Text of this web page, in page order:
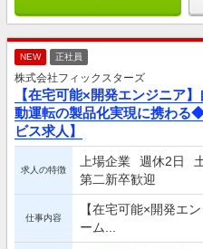
NEW 正社員
株式会社フィックスターズ
【在宅可能×開発エンジニア
動運転の製品化実現に携わる
ビス求人】
求人の特徴
上場企業 週休2日
第二新卒歓迎
仕事内容
【在宅可能×開発エ
ーム...